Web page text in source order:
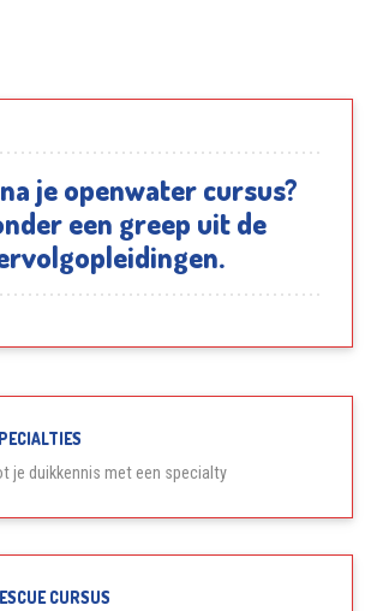
je openwater cursus?
een greep uit de
je duikkennis met een specialty
CURSUS